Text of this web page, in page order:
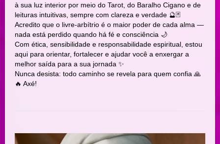
à sua luz interior por meio do Tarot, do Baralho Cigano e de
leituras intuitivas, sempre com clareza e verdade 🔮🃏
Acredito que o livre-arbítrio é o maior poder de cada alma —
nada está perdido quando há fé e consciência 🌙
Com ética, sensibilidade e responsabilidade espiritual, estou
aqui para orientar, fortalecer e ajudar você a enxergar a
melhor saída para a sua jornada ✨
Nunca desista: todo caminho se revela para quem confia 🙏
🔥 Axé!